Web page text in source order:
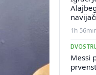
navijači
1h
Messi